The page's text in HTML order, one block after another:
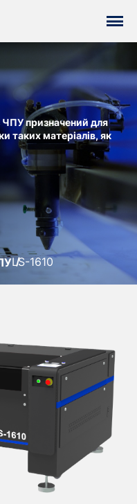
ЧПУ призначений для
таких матеріалів, як
LS-1610